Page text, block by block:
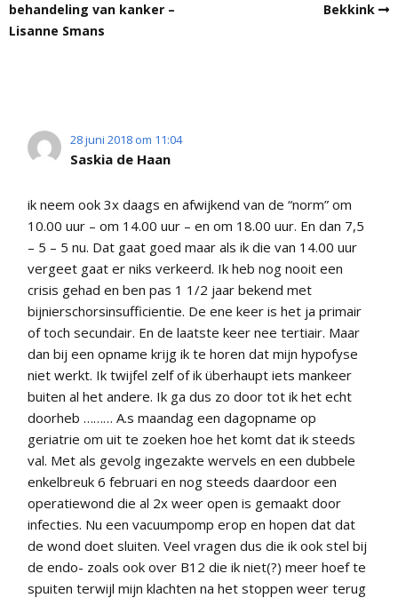
behandeling van kanker –
Lisanne Smans
Bekkink
28 juni 2018 om 11:04
Saskia de Haan
ik neem ook 3x daags en afwijkend van de “norm” om
10.00 uur – om 14.00 uur – en om 18.00 uur. En dan 7,5
– 5 – 5 nu. Dat gaat goed maar als ik die van 14.00 uur
vergeet gaat er niks verkeerd. Ik heb nog nooit een
crisis gehad en ben pas 1 1/2 jaar bekend met
bijnierschorsinsufficientie. De ene keer is het ja primair
of toch secundair. En de laatste keer nee tertiair. Maar
dan bij een opname krijg ik te horen dat mijn hypofyse
niet werkt. Ik twijfel zelf of ik überhaupt iets mankeer
buiten al het andere. Ik ga dus zo door tot ik het echt
doorheb ……… A.s maandag een dagopname op
geriatrie om uit te zoeken hoe het komt dat ik steeds
val. Met als gevolg ingezakte wervels en een dubbele
enkelbreuk 6 februari en nog steeds daardoor een
operatiewond die al 2x weer open is gemaakt door
infecties. Nu een vacuumpomp erop en hopen dat dat
de wond doet sluiten. Veel vragen dus die ik ook stel bij
de endo- zoals ook over B12 die ik niet(?) meer hoef te
spuiten terwijl mijn klachten na het stoppen weer terug